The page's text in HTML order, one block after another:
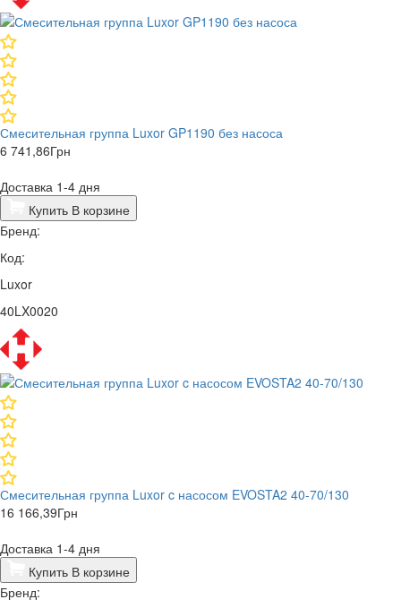
Смесительная группа Luxor GP1190 без насоса
6 741,86Грн
Доставка 1-4 дня
Купить В корзине
Бренд:
Код:
Luxor
40LX0020
Смесительная группа Luxor c насосом EVOSTA2 40-70/130
16 166,39Грн
Доставка 1-4 дня
Купить В корзине
Бренд: